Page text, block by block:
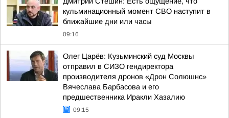
кульминационный момент СВО наступит в
ближайшие дни или часы
09:16
Олег Царёв: Кузьминский суд Москвы
отправил в СИЗО гендиректора
производителя дронов «Дрон Солюшнс»
Вячеслава Барбасова и его
предшественника Иракли Хазалию
09:15